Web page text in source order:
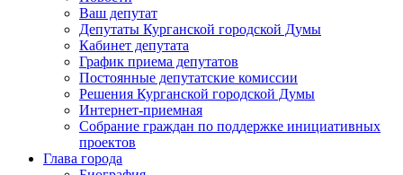
Ваш депутат
Депутаты Курганской городской Думы
Кабинет депутата
График приема депутатов
Постоянные депутатские комиссии
Решения Курганской городской Думы
Интернет-приемная
Собрание граждан по поддержке инициативных
проектов
Глава города